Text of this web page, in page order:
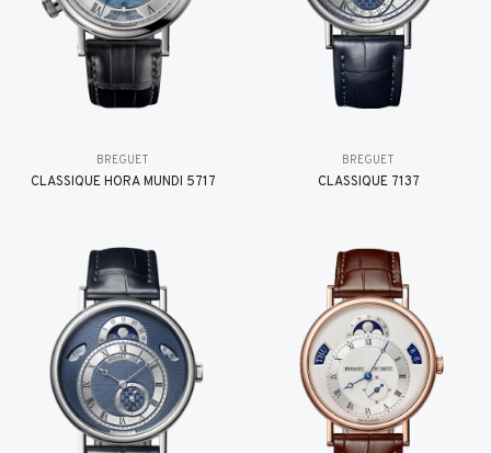
BREGUET
CLASSIQUE HORA MUNDI 5717
BREGUET
CLASSIQUE 7137